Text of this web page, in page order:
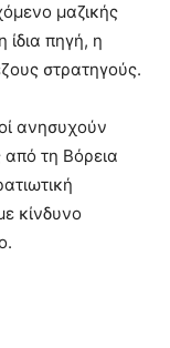
μαζικής
πηγή, η
στρατηγούς.
ανησυχούν
από τη Βόρεια
κίνδυνο